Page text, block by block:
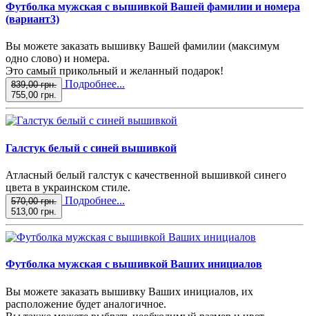
Футболка мужская с вышивкой Вашей фамилии и номера
(вариант3)
Вы можете заказать вышивку Вашей фамилии (максимум
одно слово) и номера.
Это самый прикольный и желанный подарок!
839,00 грн.
755,00 грн.
Подробнее...
Галстук белый с синей вышивкой
Атласный белый галстук с качественной вышивкой синего
цвета в украинском стиле.
570,00 грн.
513,00 грн.
Подробнее...
Футболка мужская с вышивкой Ваших инициалов
Вы можете заказать вышивку Ваших инициалов, их
расположение будет аналогичное.